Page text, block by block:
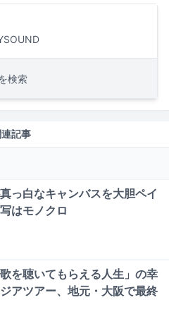
検索
連記事
っ白なキャンバスを大胆ペイ
はモノクロ
を聴いてもらえる人生」の幸
アツアー、地元・大阪で最終